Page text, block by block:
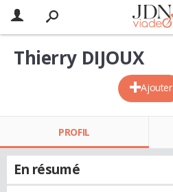
Ajouter
Thierry DIJOUX
PROFIL
En résumé